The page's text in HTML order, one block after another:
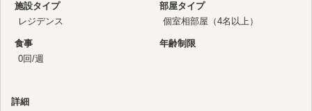
施設タイプ
レジデンス
部屋タイプ
個室相部屋（4名以上）
食事
0回/週
年齢制限
詳細